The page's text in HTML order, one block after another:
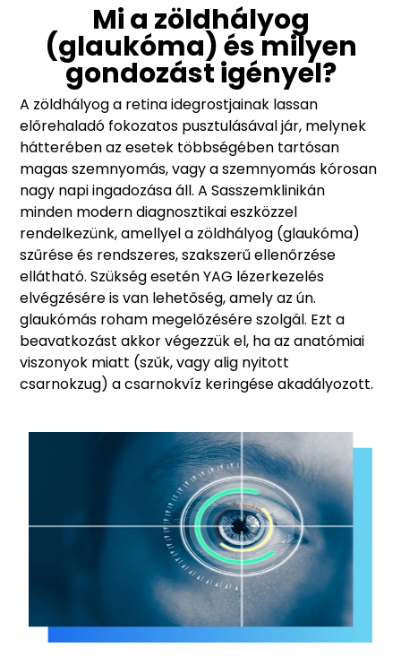
Mi a zöldhályog
(glaukóma) és milyen
gondozást igényel?
A zöldhályog a retina idegrostjainak lassan
előrehaladó fokozatos pusztulásával jár, melynek
hátterében az esetek többségében tartósan
magas szemnyomás, vagy a szemnyomás kórosan
nagy napi ingadozása áll. A Sasszemklinikán
minden modern diagnosztikai eszközzel
rendelkezünk, amellyel a zöldhályog (glaukóma)
szűrése és rendszeres, szakszerű ellenőrzése
ellátható. Szükség esetén YAG lézerkezelés
elvégzésére is van lehetőség, amely az ún.
glaukómás roham megelőzésére szolgál. Ezt a
beavatkozást akkor végezzük el, ha az anatómiai
viszonyok miatt (szűk, vagy alig nyitott
csarnokzug) a csarnokvíz keringése akadályozott.